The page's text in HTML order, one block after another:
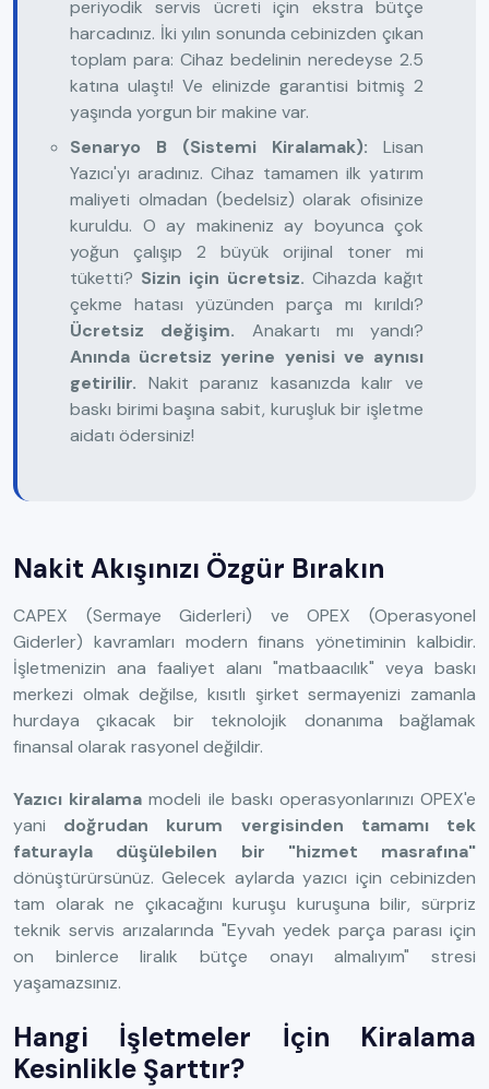
periyodik servis ücreti için ekstra bütçe
harcadınız. İki yılın sonunda cebinizden çıkan
toplam para: Cihaz bedelinin neredeyse 2.5
katına ulaştı! Ve elinizde garantisi bitmiş 2
yaşında yorgun bir makine var.
Senaryo B (Sistemi Kiralamak): Lisan
Yazıcı'yı aradınız. Cihaz tamamen ilk yatırım
maliyeti olmadan (bedelsiz) olarak ofisinize
kuruldu. O ay makineniz ay boyunca çok
yoğun çalışıp 2 büyük orijinal toner mi
tüketti? Sizin için ücretsiz. Cihazda kağıt
çekme hatası yüzünden parça mı kırıldı?
Ücretsiz değişim. Anakartı mı yandı?
Anında ücretsiz yerine yenisi ve aynısı
getirilir. Nakit paranız kasanızda kalır ve
baskı birimi başına sabit, kuruşluk bir işletme
aidatı ödersiniz!
Nakit Akışınızı Özgür Bırakın
CAPEX (Sermaye Giderleri) ve OPEX (Operasyonel
Giderler) kavramları modern finans yönetiminin kalbidir.
İşletmenizin ana faaliyet alanı "matbaacılık" veya baskı
merkezi olmak değilse, kısıtlı şirket sermayenizi zamanla
hurdaya çıkacak bir teknolojik donanıma bağlamak
finansal olarak rasyonel değildir.
Yazıcı kiralama modeli ile baskı operasyonlarınızı OPEX'e
yani doğrudan kurum vergisinden tamamı tek
faturayla düşülebilen bir "hizmet masrafına"
dönüştürürsünüz. Gelecek aylarda yazıcı için cebinizden
tam olarak ne çıkacağını kuruşu kuruşuna bilir, sürpriz
teknik servis arızalarında "Eyvah yedek parça parası için
on binlerce liralık bütçe onayı almalıyım" stresi
yaşamazsınız.
Hangi İşletmeler İçin Kiralama
Kesinlikle Şarttır?